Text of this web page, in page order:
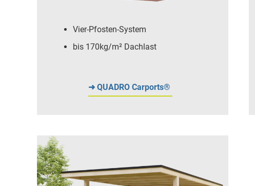
Vier-Pfosten-System
bis 170kg/m² Dachlast
➜ QUADRO Carports®